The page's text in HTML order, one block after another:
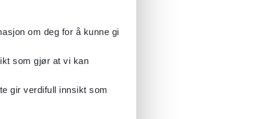
om deg for å kunne gi
som gjør at vi kan
gir verdifull innsikt som